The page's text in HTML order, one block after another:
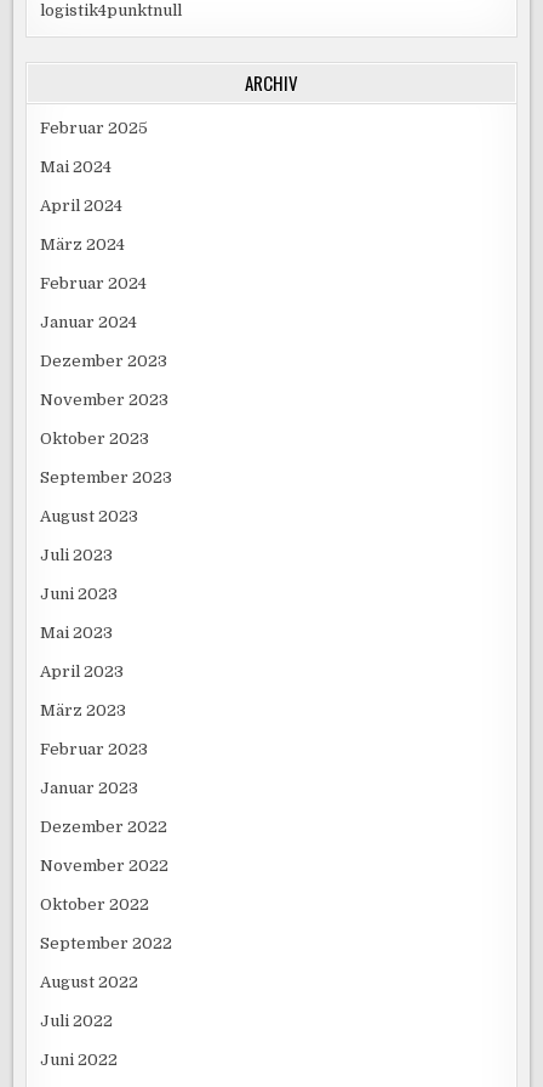
logistik4punktnull
ARCHIV
Februar 2025
Mai 2024
April 2024
März 2024
Februar 2024
Januar 2024
Dezember 2023
November 2023
Oktober 2023
September 2023
August 2023
Juli 2023
Juni 2023
Mai 2023
April 2023
März 2023
Februar 2023
Januar 2023
Dezember 2022
November 2022
Oktober 2022
September 2022
August 2022
Juli 2022
Juni 2022